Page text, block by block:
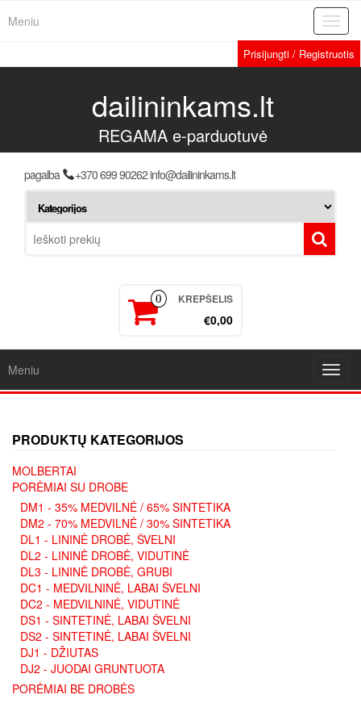
Meniu
Prisijungti / Registruotis
dailininkams.lt
REGAMA e-parduotuvė
pagalba +370 699 90262 info@dailininkams.lt
0 KREPŠELIS
€0,00
Meniu
PRODUKTŲ KATEGORIJOS
MOLBERTAI
PORĖMIAI SU DROBE
DM1 - 35% MEDVILNĖ / 65% SINTETIKA
DM2 - 70% MEDVILNĖ / 30% SINTETIKA
DL1 - LININĖ DROBĖ, ŠVELNI
DL2 - LININĖ DROBĖ, VIDUTINĖ
DL3 - LININĖ DROBĖ, GRUBI
DC1 - MEDVILNINĖ, LABAI ŠVELNI
DC2 - MEDVILNINĖ, VIDUTINĖ
DS1 - SINTETINĖ, LABAI ŠVELNI
DS2 - SINTETINĖ, LABAI ŠVELNI
DJ1 - DŽIUTAS
DJ2 - JUODAI GRUNTUOTA
PORĖMIAI BE DROBĖS